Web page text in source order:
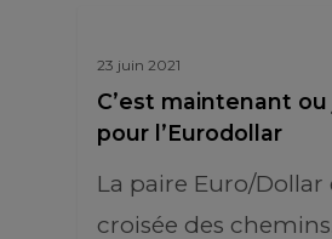
23 juin 2021
C’est maintenant ou
pour l’Eurodollar
La paire Euro/Dollar
croisée des